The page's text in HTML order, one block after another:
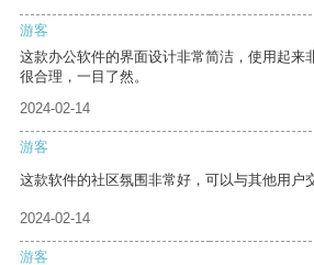
游客
这款办公软件的界面设计非常简洁，使用起来
很合理，一目了然。
2024-02-14
游客
这款软件的社区氛围非常好，可以与其他用户
2024-02-14
游客